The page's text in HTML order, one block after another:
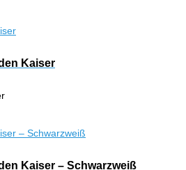
Kaiser
Kaiser – Schwarzweiß